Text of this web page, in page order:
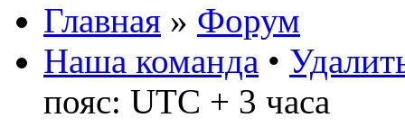
Главная » Форум
Наша команда •
пояс: UTC + 3 часа